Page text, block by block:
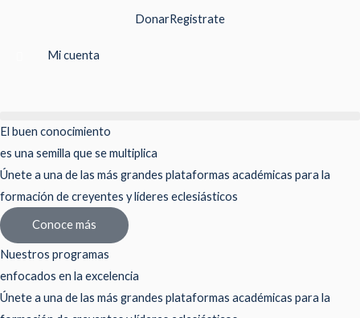
contenido
DonarRegistrate
Mi cuenta
El buen conocimiento
es una semilla que se multiplica
Únete a una de las más grandes plataformas académicas para la
formación de creyentes y líderes eclesiásticos
Conoce más
Nuestros programas
enfocados en la excelencia
Únete a una de las más grandes plataformas académicas para la